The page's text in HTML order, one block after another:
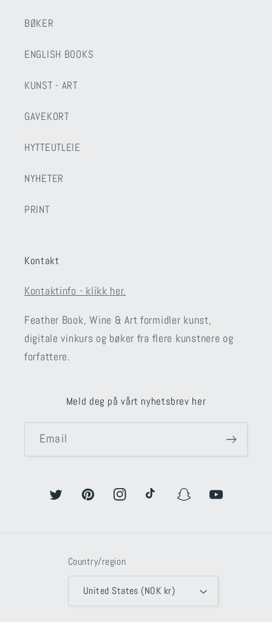
BØKER
ENGLISH BOOKS
KUNST - ART
GAVEKORT
HYTTEUTLEIE
NYHETER
PRINT
Kontakt
Kontaktinfo - klikk her.
Feather Book, Wine & Art formidler kunst,
digitale vinkurs og bøker fra flere kunstnere og
forfattere.
Meld deg på vårt nyhetsbrev her
Email
Twitter PinterestInstagramTikTok SnapchatYouTube
Country/region
United States (NOK kr)